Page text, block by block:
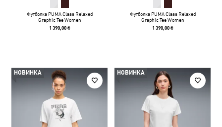
Футболка PUMA Class Relaxed
Graphic Tee Women
1 390,00 ₴
Футболка PUMA Class Relaxed
Graphic Tee Women
1 390,00 ₴
НОВИНКА НОВИНКА